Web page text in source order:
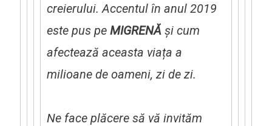
creierului. Accentul în anul 2019
este pus pe MIGRENĂ și cum
afectează aceasta viața a
milioane de oameni, zi de zi.
Ne face plăcere să vă invităm